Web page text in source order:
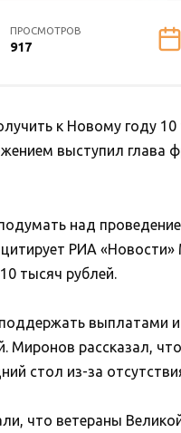
ПРОСМОТРОВ
917
к Новому году
выступил глава
над
РИА «Новости»
тысяч рублей.
выплатами
Миронов рассказал,
стол из-за
что ветераны